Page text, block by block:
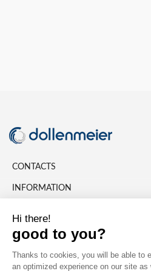
CONTACTS
INFORMATION
© 2026 - Ing. Büro